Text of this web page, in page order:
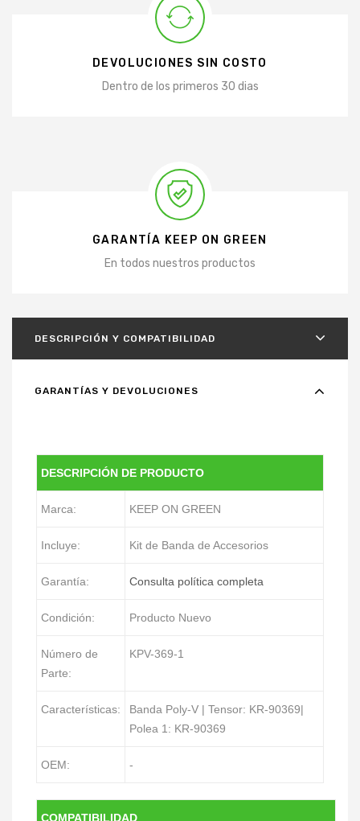
DEVOLUCIONES SIN COSTO
Dentro de los primeros 30 dias
GARANTÍA KEEP ON GREEN
En todos nuestros productos
DESCRIPCIÓN Y COMPATIBILIDAD
GARANTÍAS Y DEVOLUCIONES
DESCRIPCIÓN DE PRODUCTO
Marca: KEEP ON GREEN
Incluye: Kit de Banda de Accesorios
Garantía: Consulta política completa
Condición: Producto Nuevo
Número de
Parte:
KPV-369-1
Características:
Banda Poly-V | Tensor: KR-90369|
Polea 1: KR-90369
OEM: -
COMPATIBILIDAD